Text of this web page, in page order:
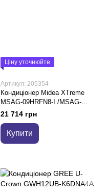
Ціну уточнюйте
Артикул: 205354
Кондиціонер Midea XTreme
MSAG-09HRFN8-I /MSAG-
09HRFN8-O
21 714 грн
Купити